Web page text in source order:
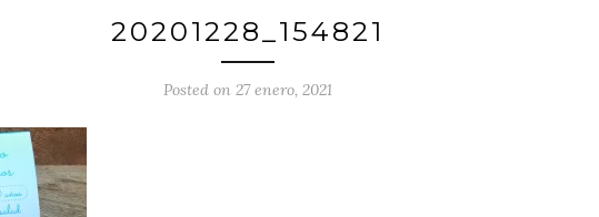
20201228_154821
Posted on 27 enero, 2021